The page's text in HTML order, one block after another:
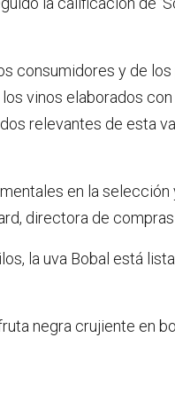
consumidores y de
vinos elaborados
relevantes de esta
en la
directora de
la uva Bobal está
negra crujiente en